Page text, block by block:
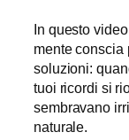
In questo
mente conscia
soluzioni:
tuoi ricordi si
sembravano
naturale.